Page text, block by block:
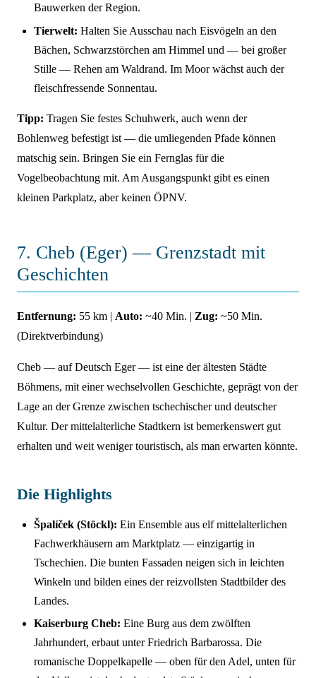
Bauwerken der Region.
Tierwelt: Halten Sie Ausschau nach Eisvögeln an den
Bächen, Schwarzstörchen am Himmel und — bei großer
Stille — Rehen am Waldrand. Im Moor wächst auch der
fleischfressende Sonnentau.
Tipp: Tragen Sie festes Schuhwerk, auch wenn der
Bohlenweg befestigt ist — die umliegenden Pfade können
matschig sein. Bringen Sie ein Fernglas für die
Vogelbeobachtung mit. Am Ausgangspunkt gibt es einen
kleinen Parkplatz, aber keinen ÖPNV.
7. Cheb (Eger) — Grenzstadt mit
Geschichten
Entfernung: 55 km | Auto: ~40 Min. | Zug: ~50 Min.
(Direktverbindung)
Cheb — auf Deutsch Eger — ist eine der ältesten Städte
Böhmens, mit einer wechselvollen Geschichte, geprägt von der
Lage an der Grenze zwischen tschechischer und deutscher
Kultur. Der mittelalterliche Stadtkern ist bemerkenswert gut
erhalten und weit weniger touristisch, als man erwarten könnte.
Die Highlights
Špalíček (Stöckl): Ein Ensemble aus elf mittelalterlichen
Fachwerkhäusern am Marktplatz — einzigartig in
Tschechien. Die bunten Fassaden neigen sich in leichten
Winkeln und bilden eines der reizvollsten Stadtbilder des
Landes.
Kaiserburg Cheb: Eine Burg aus dem zwölften
Jahrhundert, erbaut unter Friedrich Barbarossa. Die
romanische Doppelkapelle — oben für den Adel, unten für